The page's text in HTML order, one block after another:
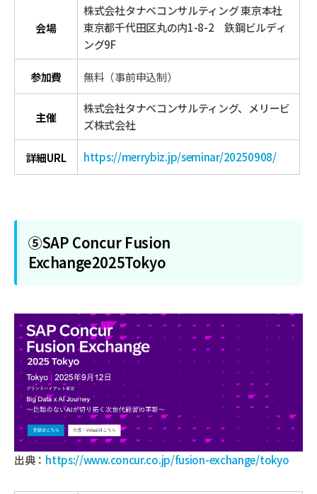
会場
株式会社タナベコンサルティング 東京本社
東京都千代田区丸の内1-8-2 鉃鋼ビルディ
ング9F
参加費 無料（事前申込制）
主催
株式会社タナベコンサルティング、メリービ
ズ株式会社
詳細URL https://merrybiz.jp/seminar/20250908/
⑤SAP Concur Fusion
Exchange2025Tokyo
出典： https://www.concur.co.jp/fusion-exchange/tokyo